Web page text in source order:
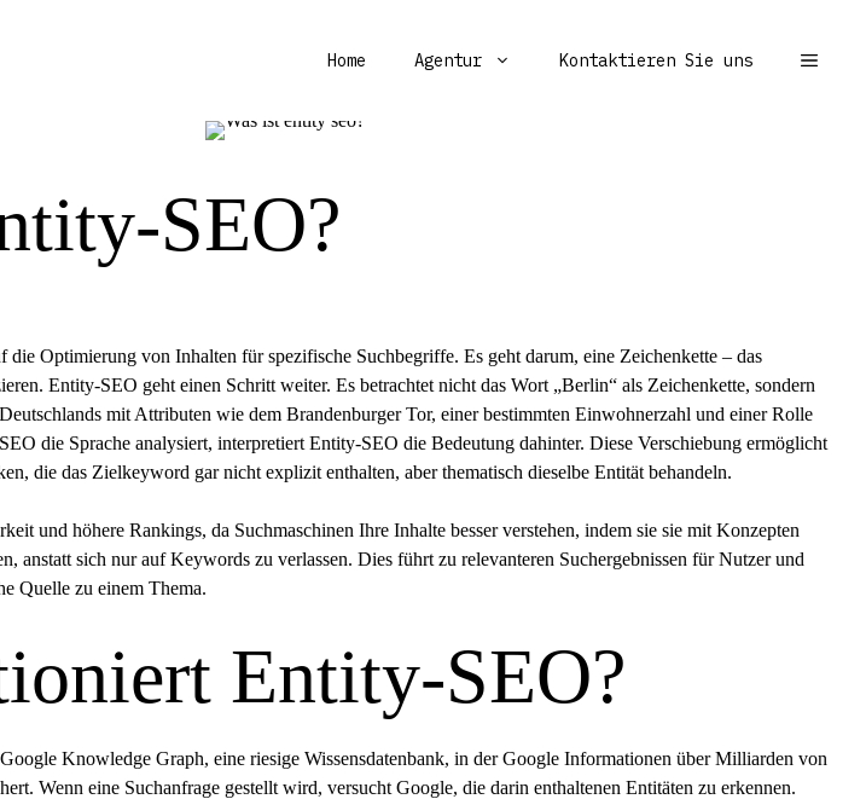
Home Agentur Kontaktieren Sie uns
SEO?
die Optimierung von Inhalten für spezifische Suchbegriffe. Es geht darum, eine Zeichenkette – das
Entity-SEO geht einen Schritt weiter. Es betrachtet nicht das Wort „Berlin“ als Zeichenkette, sondern
mit Attributen wie dem Brandenburger Tor, einer bestimmten Einwohnerzahl und einer Rolle
die Sprache analysiert, interpretiert Entity-SEO die Bedeutung dahinter. Diese Verschiebung ermöglicht
die das Zielkeyword gar nicht explizit enthalten, aber thematisch dieselbe Entität behandeln.
und höhere Rankings, da Suchmaschinen Ihre Inhalte besser verstehen, indem sie sie mit Konzepten
anstatt sich nur auf Keywords zu verlassen. Dies führt zu relevanteren Suchergebnissen für Nutzer und
Quelle zu einem Thema.
Entity-SEO?
Google Knowledge Graph, eine riesige Wissensdatenbank, in der Google Informationen über Milliarden von
Wenn eine Suchanfrage gestellt wird, versucht Google, die darin enthaltenen Entitäten zu erkennen.